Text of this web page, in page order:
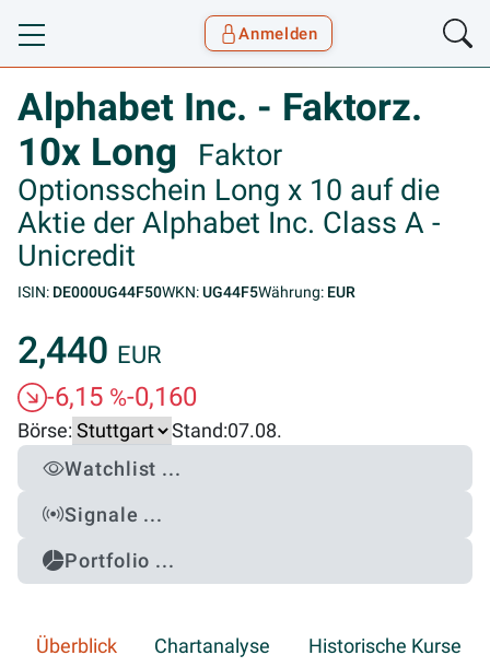
Toggle navigation
Anmelden
Alphabet Inc. - Faktorz.
10x Long
Faktor
Optionsschein Long x 10 auf die
Aktie der Alphabet Inc. Class A -
Unicredit
ISIN: DE000UG44F50WKN:UG44F5Währung: EUR
2,440 EUR
-6,15 %-0,160
Börse: Stand:07.08.
Watchlist ...
Signale ...
Portfolio ...
Überblick Chartanalyse Historische Kurse